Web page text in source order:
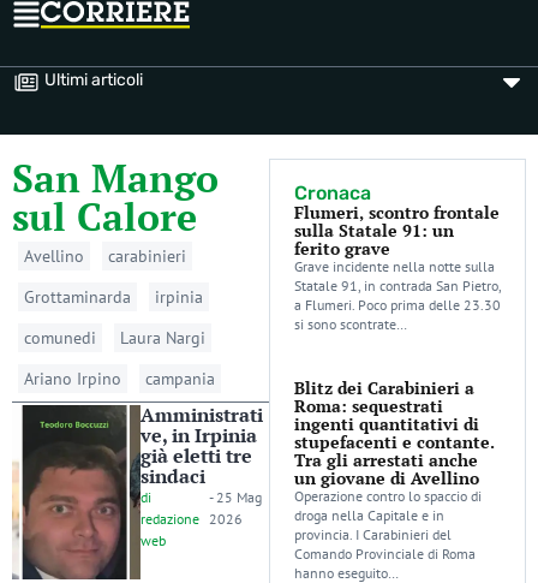
Ultimi articoli
San Mango
sul Calore
Avellino
carabinieri
Grottaminarda
irpinia
comunedi
Laura Nargi
Ariano Irpino
campania
Amministrati
ve, in Irpinia
già eletti tre
sindaci
di
redazione
web
- 25 Mag
2026
Cronaca
Flumeri, scontro frontale
sulla Statale 91: un
ferito grave
Grave incidente nella notte sulla
Statale 91, in contrada San Pietro,
a Flumeri. Poco prima delle 23.30
si sono scontrate…
Blitz dei Carabinieri a
Roma: sequestrati
ingenti quantitativi di
stupefacenti e contante.
Tra gli arrestati anche
un giovane di Avellino
Operazione contro lo spaccio di
droga nella Capitale e in
provincia. I Carabinieri del
Comando Provinciale di Roma
hanno eseguito…